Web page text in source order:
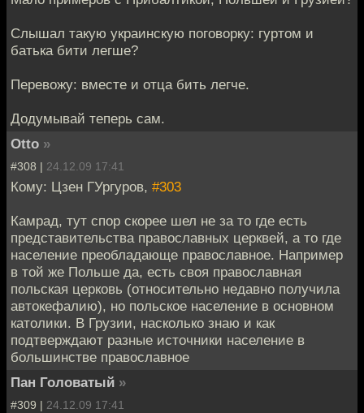
Слышал такую украинскую поговорку: гуртом и
батька бити легше?
Перевожу: вместе и отца бить легче.
Додумывай теперь сам.
Otto »
#308 | 24.12.09 17:41
Кому: Цзен ГУргуров, #303
Камрад, тут спор скорее шел не за то где есть
представительства православных церквей, а то где
население преобладающе православное. Например
в той же Польше да, есть своя православная
польская церковь (относительно недавно получила
автокефалию), но польское население в основном
католики. В Грузии, насколько знаю и как
подтверждают разные источники население в
большинстве православное
Пан Головатый »
#309 | 24.12.09 17:41